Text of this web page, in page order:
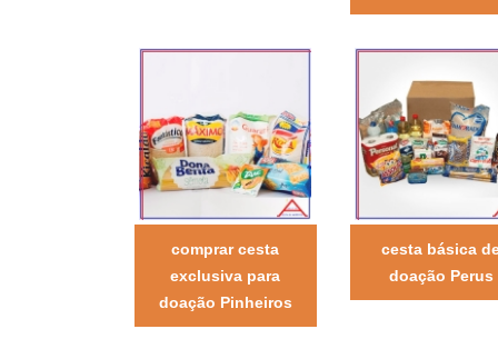
comprar cesta
exclusiva para
doação Pinheiros
cesta básica
doação Perus